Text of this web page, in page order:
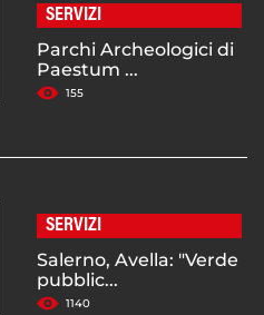
SERVIZI
Parchi Archeologici di
Paestum ...
155
SERVIZI
Salerno, Avella: "Verde
pubblic...
1140